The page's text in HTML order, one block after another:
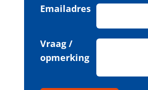
Emailadres
Vraag /
opmerking